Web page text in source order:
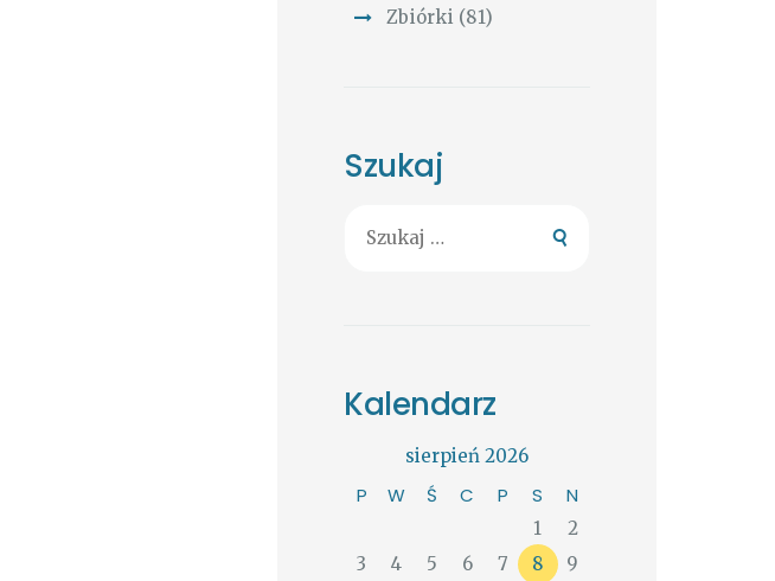
Zbiórki (81)
Szukaj
Kalendarz
sierpień 2026
P W Ś C P S N
1
2
3
4 5 6 7 8
9